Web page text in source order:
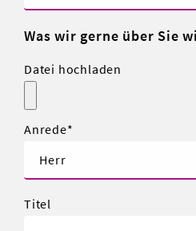
Was wir gerne über Sie
Datei hochladen
Anrede
Titel